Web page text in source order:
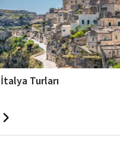
İtalya Turları